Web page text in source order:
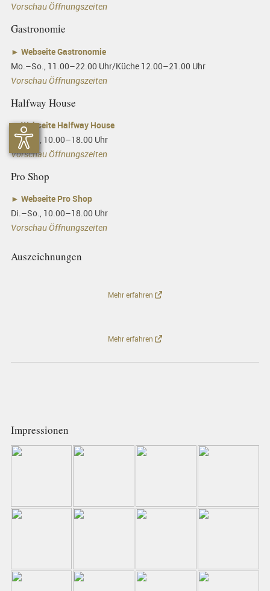
Vorschau Öffnungszeiten
Gastronomie
► Webseite Gastronomie
Mo.–So., 11.00–22.00 Uhr/Küche 12.00–21.00 Uhr
Vorschau Öffnungszeiten
Halfway House
►Webseite Halfway House
Di.–So., 10.00–18.00 Uhr
Vorschau Öffnungszeiten
Pro Shop
► Webseite Pro Shop
Di.–So., 10.00–18.00 Uhr
Vorschau Öffnungszeiten
Auszeichnungen
Mehr erfahren
Mehr erfahren
Impressionen